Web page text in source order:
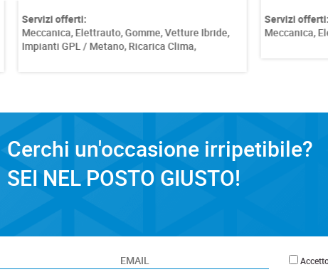
Servizi offerti:
Meccanica, Elettrauto,Gomme,Vetture Ibride,
Impianti GPL / Metano,Ricarica Clima,
Servizi offerti:
Meccanica,
Cerchi un'occasione irripetibile?
SEI NEL POSTO GIUSTO!